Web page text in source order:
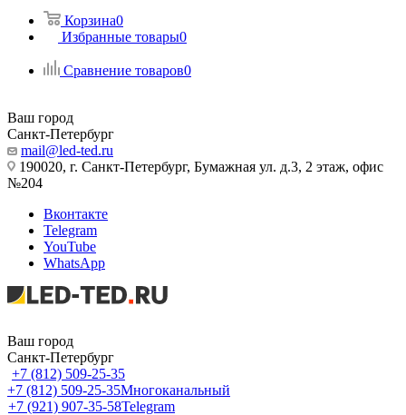
Корзина0
Избранные товары0
Сравнение товаров0
Ваш город
Санкт-Петербург
mail@led-ted.ru
190020, г. Санкт-Петербург, Бумажная ул. д.3, 2 этаж, офис
№204
Вконтакте
Telegram
YouTube
WhatsApp
Ваш город
Санкт-Петербург
+7 (812) 509-25-35
+7 (812) 509-25-35Многоканальный
+7 (921) 907-35-58Telegram